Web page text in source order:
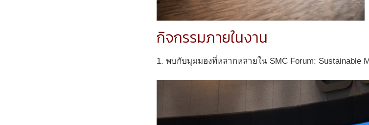
กิจกรรมภายในงาน
1. พบกับมุมมองที่หลากหลายใน SMC Forum: Sustainable